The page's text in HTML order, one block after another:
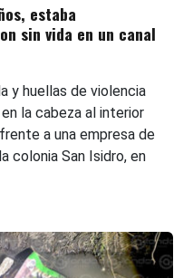
estaba
sin vida en un canal
y huellas de violencia
la cabeza al interior
a una empresa de
colonia San Isidro, en